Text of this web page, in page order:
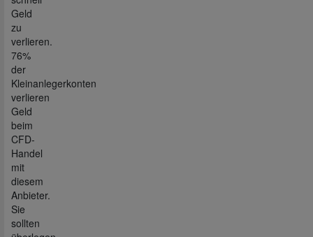
Geld
zu
verlieren.
76%
der
Kleinanlegerkonten
verlieren
Geld
beim
CFD-
Handel
mit
diesem
Anbieter.
Sie
sollten